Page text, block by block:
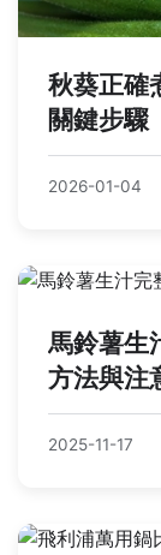
秋葵正確
關鍵步驟
2026-01-04
馬鈴薯生
方法與注
2025-11-17